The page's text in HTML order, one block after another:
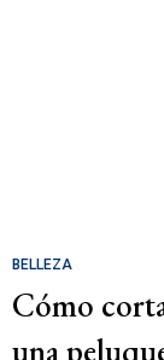
BELLEZA
Cómo
una